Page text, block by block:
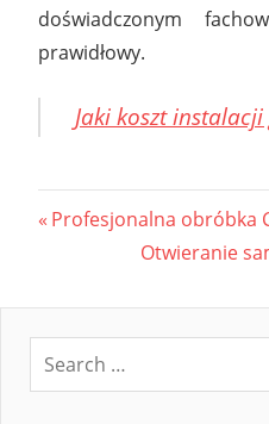
doświadczonym
prawidłowy.
Jaki koszt
Nawigacja
Previous
Profesjonalna obróbka
Next
Otwieranie